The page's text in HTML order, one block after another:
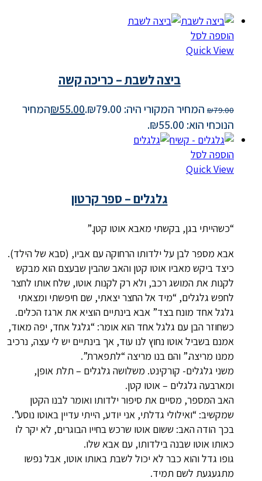
הוספה לסל
Quick View
ביצה לשבת – כריכה קשה
₪79.00 המחיר המקורי היה: ₪79.00. ₪55.00
המחיר
הנוכחי הוא: ₪55.00.
הוספה לסל
Quick View
גלגלים – ספר קרטון
“כשהייתי בגן, בקשתי מאבא אוטו קטן.”
אבא מספר לבן על ילדותו הרחוקה עם אביו, (סבא של הילד).
כיצד ביקש מאביו אוטו קטן והאב שהבין שבעצם הוא מבקש
לקנות את המושג רכב, ולא רק לקנות אוטו, שלח אותו לחצר
לחפש גלגלים, “מיד אל החצר יצאתי, שם חיפשתי ומצאתי
גלגל אחד מונח בצד” אבא בינתיים הוציא את ארגז הכלים.
כשחוזר הבן עם גלגל אחד הוא אומר: “גלגל אחד, יפה מאוד,
אמנם בשביל אוטו נחוץ לנו עוד, אך בינתיים יש לי עצה, נרכיב
ממנו מריצה.” והם בנו מריצה “לתפארת”.
משני גלגלים- קורקינט. משלושה גלגלים – תלת אופן,
ומארבעה גלגלים – אוטו קטן.
האב המספר, מסיים את סיפור ילדותו ואומר לבנו הקטן
שמקשיב: “ואילולי גדלתי, אני יודע, הייתי עדיין באוטו נוסע”.
בכך הודה האב: ששום אוטו שרכש בחייו הבוגרים, לא יקר לו
כאותו אוטו שבנה בילדותו, עם אבא שלו.
גופו גדל והוא כבר לא יכול לשבת באותו אוטו, אבל נפשו
מתגעגעת לשם תמיד.